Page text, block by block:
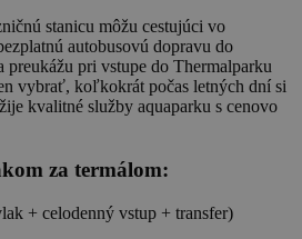
stanicu môžu cestujúci vo
autobusovú dopravu do
preukážu pri vstupe do Thermalparku
vybrať, koľkokrát počas letných dní si
kvalitné služby aquaparku s cenovo
za termálom:
+ celodenný vstup + transfer)